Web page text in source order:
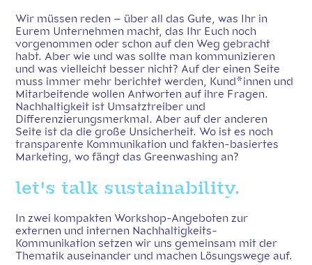
Wir müssen reden – über all das Gute, was Ihr in
Eurem Unternehmen macht, das Ihr Euch noch
vorgenommen oder schon auf den Weg gebracht
habt. Aber wie und was sollte man kommunizieren
und was vielleicht besser nicht? Auf der einen Seite
muss immer mehr berichtet werden, Kund*innen und
Mitarbeitende wollen Antworten auf ihre Fragen.
Nachhaltigkeit ist Umsatztreiber und
Differenzierungsmerkmal. Aber auf der anderen
Seite ist da die große Unsicherheit. Wo ist es noch
transparente Kommunikation und fakten-basiertes
Marketing, wo fängt das Greenwashing an?
let's talk sustainability.
In zwei kompakten Workshop-Angeboten zur
externen und internen Nachhaltigkeits-
Kommunikation setzen wir uns gemeinsam mit der
Thematik auseinander und machen Lösungswege auf.